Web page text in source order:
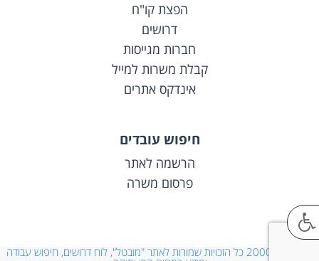
הפצת קו"ח
דרושים
חברות מגייסות
קבלת משרות למייל
אינדקס אתרים
חיפוש עובדים
הרשמה לאתר
פרסום משרה
© 2000-2026 כל הזכויות שמורות לאתר "מובטל", לוח דרושים, חיפוש עבודה